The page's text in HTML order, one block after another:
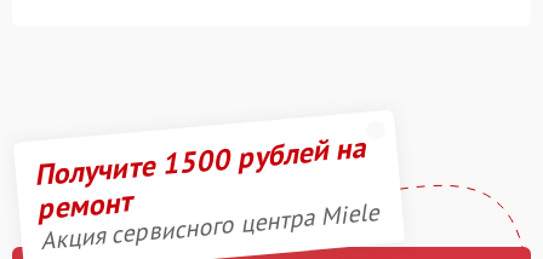
Получите 1500 рублей на
ремонт
Акция сервисного центра Miele